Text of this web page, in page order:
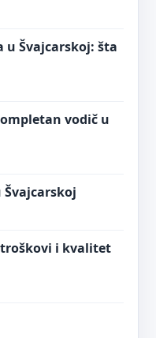
u Švajcarskoj: šta
vodič u
i kvalitet